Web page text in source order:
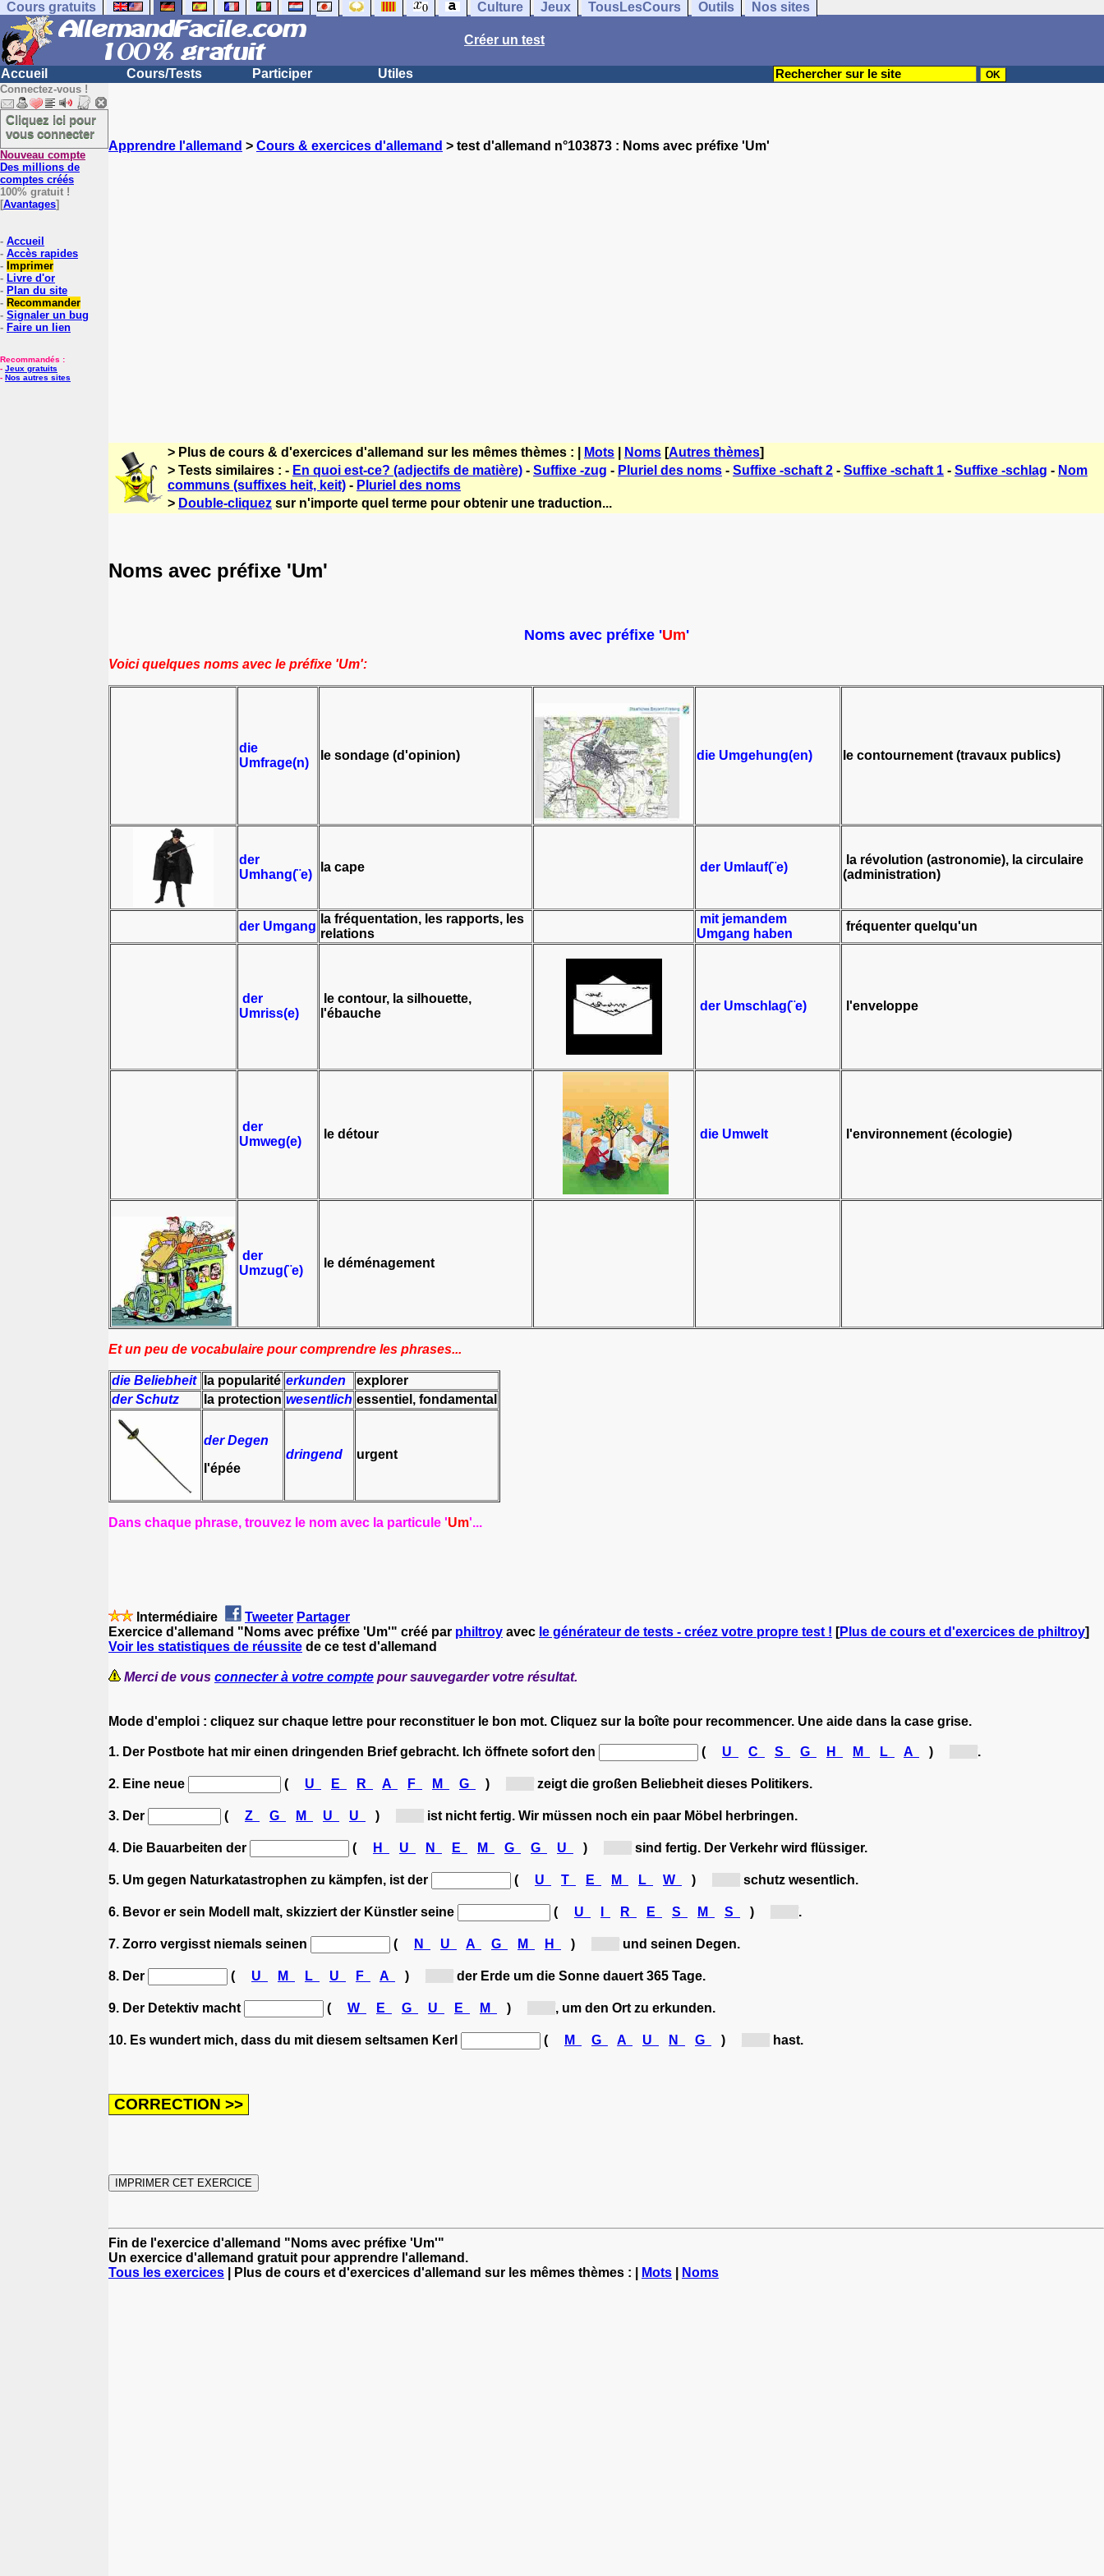
Cours gratuits Culture Jeux TousLesCours Outils Nos sites
Créer un test
Accueil Cours/Tests Participer Utiles
Connectez-vous !
Cliquez ici pour
vous connecter
Nouveau compte
Des millions de
comptes créés
100% gratuit !
[Avantages]
- Accueil
- Accès rapides
- Imprimer
- Livre d'or
- Plan du site
- Recommander
- Signaler un bug
- Faire un lien
Recommandés :
- Jeux gratuits
- Nos autres sites
Apprendre l'allemand > Cours & exercices d'allemand > test d'allemand n°103873 : Noms avec préfixe 'Um'
> Plus de cours & d'exercices d'allemand sur les mêmes thèmes : | Mots Noms [Autres thèmes]
> Tests similaires : - En quoi est-ce? (adjectifs de matière) - Suffixe -zug - Pluriel des noms - Suffixe -schaft 2 - Suffixe -schaft 1 - Suffixe -schlag - Nom
communs (suffixes heit, keit) - Pluriel des noms
> Double-cliquez sur n'importe quel terme pour obtenir une traduction...
Noms avec préfixe 'Um'
Noms avec préfixe 'Um'
Voici quelques noms avec le préfixe 'Um':
die
Umfrage(n)
le sondage (d'opinion) die Umgehung(en) le contournement (travaux publics)
der
Umhang(¨e)
la cape der Umlauf(¨e)
la révolution (astronomie), la circulaire
(administration)
der Umgang
la fréquentation, les rapports, les
relations
mit jemandem
Umgang haben
fréquenter quelqu'un
der
Umriss(e)
le contour, la silhouette,
l'ébauche
der Umschlag(¨e) l'enveloppe
der
Umweg(e)
le détour die Umwelt l'environnement (écologie)
der
Umzug(¨e)
le déménagement
Et un peu de vocabulaire pour comprendre les phrases...
die Beliebheit la popularité erkunden
explorer
der Schutz
la protection wesentlich essentiel, fondamental
der Degen
l'épée
dringend urgent
Dans chaque phrase, trouvez le nom avec la particule 'Um'...
Intermédiaire Tweeter Partager
Exercice d'allemand "Noms avec préfixe 'Um'" créé par philtroy avec le générateur de tests - créez votre propre test ! [Plus de cours et d'exercices de philtroy]
Voir les statistiques de réussite de ce test d'allemand
Merci de vous connecter à votre compte pour sauvegarder votre résultat.
Mode d'emploi : cliquez sur chaque lettre pour reconstituer le bon mot. Cliquez sur la boîte pour recommencer. Une aide dans la case grise.
1. Der Postbote hat mir einen dringenden Brief gebracht. Ich öffnete sofort den ( U C S G H M L A ) .
2. Eine neue ( U E R A F M G ) zeigt die großen Beliebheit dieses Politikers.
3. Der ( Z G M U U ) ist nicht fertig. Wir müssen noch ein paar Möbel herbringen.
4. Die Bauarbeiten der ( H U N E M G G U ) sind fertig. Der Verkehr wird flüssiger.
5. Um gegen Naturkatastrophen zu kämpfen, ist der ( U T E M L W ) schutz wesentlich.
6. Bevor er sein Modell malt, skizziert der Künstler seine ( U R E S M S ) .
7. Zorro vergisst niemals seinen ( N U A G M H ) und seinen Degen.
8. Der ( U M L U F A ) der Erde um die Sonne dauert 365 Tage.
9. Der Detektiv macht ( W E G U E M ) , um den Ort zu erkunden.
10. Es wundert mich, dass du mit diesem seltsamen Kerl ( M G A U N G ) hast.
Fin de l'exercice d'allemand "Noms avec préfixe 'Um'"
Un exercice d'allemand gratuit pour apprendre l'allemand.
Tous les exercices | Plus de cours et d'exercices d'allemand sur les mêmes thèmes : | Mots Noms